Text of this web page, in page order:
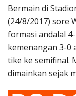
Bermain di
(24/8/2017) sore
formasi andalal
kemenangan 3-0
tike ke semifinal.
dimainkan sejak